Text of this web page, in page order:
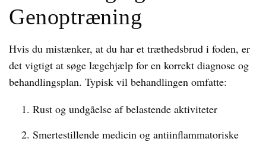
Genoptræning
Hvis du mistænker, at du har et træthedsbrud i foden, er
det vigtigt at søge lægehjælp for en korrekt diagnose og
behandlingsplan. Typisk vil behandlingen omfatte:
Rust og undgåelse af belastende aktiviteter
Smertestillende medicin og antiinflammatoriske